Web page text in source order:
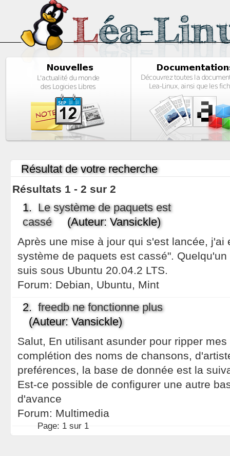
Résultat de votre recherche
Résultats 1 - 2 sur 2
1. Le système de paquets est
cassé(Auteur: Vansickle)
Après une mise à jour qui s'est lancée, j'ai
système de paquets est cassé".
suis sous Ubuntu 20.04.2 LTS.
Forum: Debian, Ubuntu, Mint
2. freedb ne fonctionne plus
(Auteur: Vansickle)
Salut, En utilisant asunder pour ripper
complétion des noms de chansons,
preférences, la base de donnée est la
Est-ce possible de configurer une autre
d'avance
Forum: Multimedia
Page: 1 sur 1